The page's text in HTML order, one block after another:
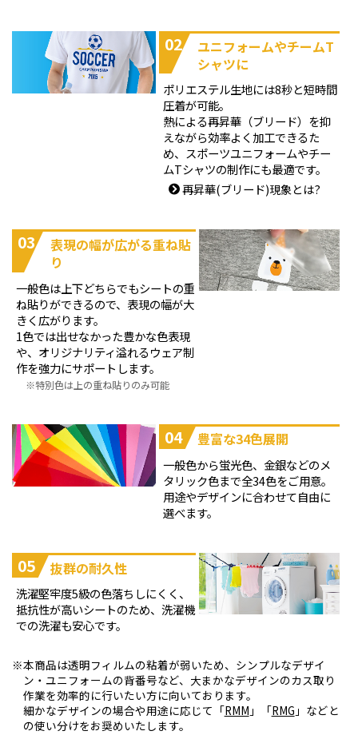
02
ユニフォームやチームT
シャツに
ポリエステル生地には8秒と短時間
圧着が可能。
熱による再昇華（ブリード）を抑
えながら効率よく加工できるた
め、スポーツユニフォームやチー
ムTシャツの制作にも最適です。
再昇華(ブリード)現象とは?
03
表現の幅が広がる重ね貼
り
一般色は上下どちらでもシートの重
ね貼りができるので、表現の幅が大
きく広がります。
1色では出せなかった豊かな色表現
や、オリジナリティ溢れるウェア制
作を強力にサポートします。
特別色は上の重ね貼りのみ可能
04 豊富な34色展開
一般色から蛍光色、金銀などのメ
タリック色まで全34色をご用意。
用途やデザインに合わせて自由に
選べます。
05 抜群の耐久性
洗濯堅牢度5級の色落ちしにくく、
抵抗性が高いシートのため、洗濯機
での洗濯も安心です。
本商品は透明フィルムの粘着が弱いため、シンプルなデザイ
ン・ユニフォームの背番号など、大まかなデザインのカス取り
作業を効率的に行いたい方に向いております。
細かなデザインの場合や用途に応じて「RMM 」「RMG 」などと
の使い分けをお奨めいたします。